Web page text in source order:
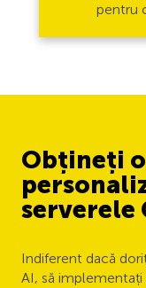
pentru
Obțineți
serverele
Indiferent dacă
AI, să implementați